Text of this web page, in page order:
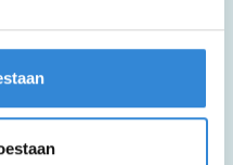
een kopje
alleen toezicht (6